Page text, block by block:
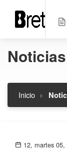
Noticias
Inicio
12, martes 05,